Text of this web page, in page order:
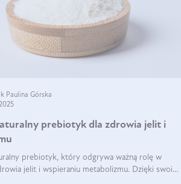
Paulina Górska
prebiotyk dla zdrowia jelit i
prebiotyk, który odgrywa ważną rolę w
jelit i wspieraniu metabolizmu. Dzięki swoim